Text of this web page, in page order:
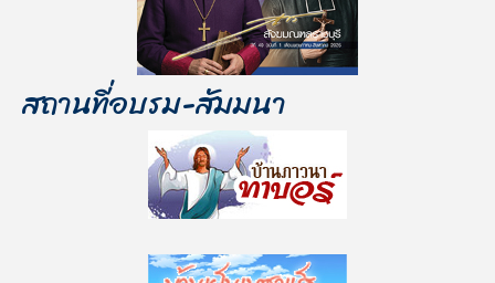
สถานที่อบรม-สัมมนา